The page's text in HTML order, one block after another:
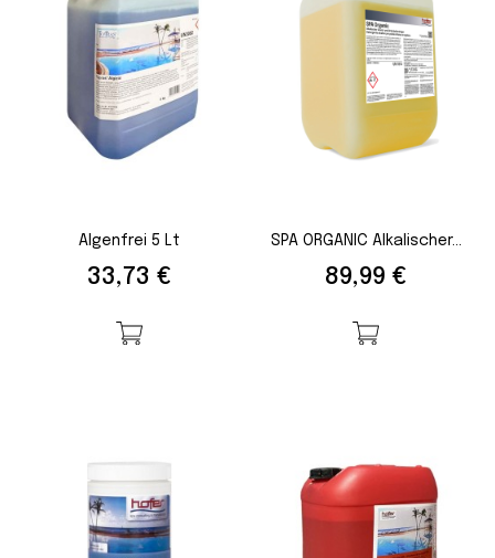
Algenfrei 5 Lt
Preis
33,73 €
SPA ORGANIC Alkalischer...
Preis
89,99 €